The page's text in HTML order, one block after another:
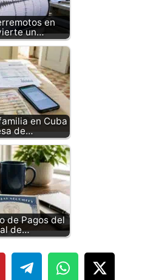
en
un…
en Cuba
de…
de Pagos del
de…